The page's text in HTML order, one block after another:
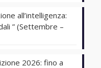
all’intelligenza:
” (Settembre –
2026: fino a